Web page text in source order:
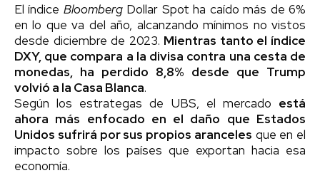
El índice BloombergDollar Spot ha caído más de 6%
en lo que va del año, alcanzando mínimos no vistos
desde diciembre de 2023. Mientras tanto el índice
DXY, que compara a la divisa contra una cesta de
monedas, ha perdido 8,8% desde que Trump
volvió a la Casa Blanca.
Según los estrategas de UBS, el mercado está
ahora más enfocado en el daño que Estados
Unidos sufrirá por sus propios aranceles que en el
impacto sobre los países que exportan hacia esa
economía.